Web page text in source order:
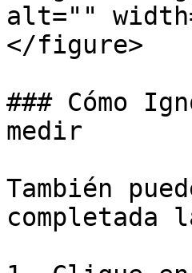
alt=""
</figure>
### Cómo
medir
También
completada